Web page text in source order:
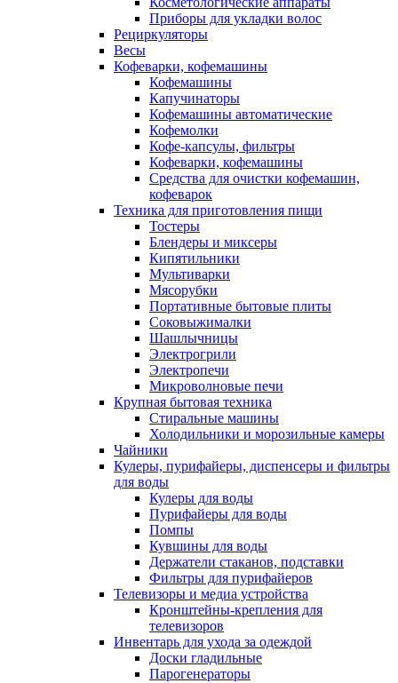
Приборы для укладки волос
Рециркуляторы
Весы
Кофеварки, кофемашины
Кофемашины
Капучинаторы
Кофемашины автоматические
Кофемолки
Кофе-капсулы, фильтры
Кофеварки, кофемашины
Средства для очистки кофемашин,
кофеварок
Техника для приготовления пищи
Тостеры
Блендеры и миксеры
Кипятильники
Мультиварки
Мясорубки
Портативные бытовые плиты
Соковыжималки
Шашлычницы
Электрогрили
Электропечи
Микроволновые печи
Крупная бытовая техника
Стиральные машины
Холодильники и морозильные камеры
Чайники
Кулеры, пурифайеры, диспенсеры и фильтры
для воды
Кулеры для воды
Пурифайеры для воды
Помпы
Кувшины для воды
Держатели стаканов, подставки
Фильтры для пурифайеров
Телевизоры и медиа устройства
Кронштейны-крепления для
телевизоров
Инвентарь для ухода за одеждой
Доски гладильные
Парогенераторы